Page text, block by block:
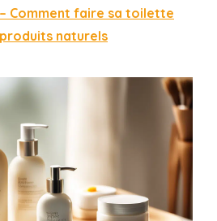
Comment faire sa toilette
naturels